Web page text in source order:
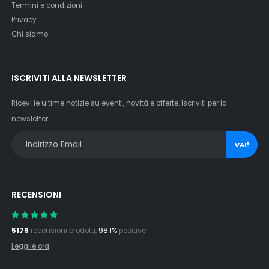
Termini e condizioni
Privacy
Chi siamo
ISCRIVITI ALLA NEWSLETTER
Ricevi le ultime notizie su eventi, novità e offerte. Iscriviti per la
newsletter:
VAI!
RECENSIONI
5179 recensioni prodotti, 98.1% positive.
Leggile ora